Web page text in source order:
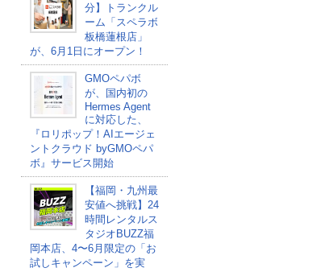
分】トランクル
ーム「スペラボ
板橋蓮根店」
が、6月1日にオープン！
GMOペパボ
が、国内初の
Hermes Agent
に対応した、
『ロリポップ！AIエージェ
ントクラウド byGMOペパ
ボ』サービス開始
【福岡・九州最
安値へ挑戦】24
時間レンタルス
タジオBUZZ福
岡本店、4〜6月限定の「お
試しキャンペーン」を実